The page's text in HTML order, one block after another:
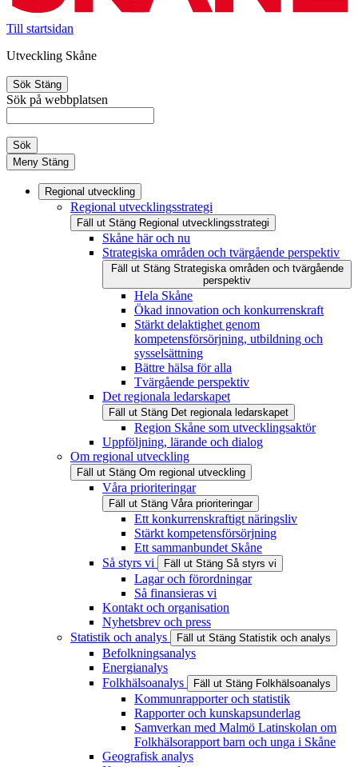
Till startsidan
Utveckling Skåne
Sök Stäng
Sök på webbplatsen
Sök
Meny Stäng
Regional utveckling
Regional utvecklingsstrategi
Fäll ut Stäng Regional utvecklingsstrategi
Skåne här och nu
Strategiska områden och tvärgående perspektiv
Fäll ut Stäng Strategiska områden och tvärgående
perspektiv
Hela Skåne
Ökad innovation och konkurrenskraft
Stärkt delaktighet genom
kompetensförsörjning, utbildning och
sysselsättning
Bättre hälsa för alla
Tvärgående perspektiv
Det regionala ledarskapet
Fäll ut Stäng Det regionala ledarskapet
Region Skåne som utvecklingsaktör
Uppföljning, lärande och dialog
Om regional utveckling
Fäll ut Stäng Om regional utveckling
Våra prioriteringar
Fäll ut Stäng Våra prioriteringar
Ett konkurrenskraftigt näringsliv
Stärkt kompetensförsörjning
Ett sammanbundet Skåne
Så styrs vi
Fäll ut Stäng Så styrs vi
Lagar och förordningar
Så finansieras vi
Kontakt och organisation
Nyhetsbrev och press
Statistik och analys
Fäll ut Stäng Statistik och analys
Befolkningsanalys
Energianalys
Folkhälsoanalys
Fäll ut Stäng Folkhälsoanalys
Kommunrapporter och statistik
Rapporter och kunskapsunderlag
Samverkan med Malmö Latinskolan om
Folkhälsorapport barn och unga i Skåne
Geografisk analys